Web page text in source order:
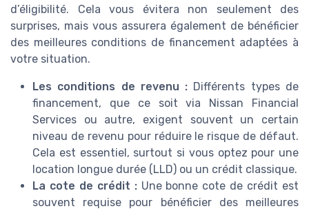
d’éligibilité. Cela vous évitera non seulement des
surprises, mais vous assurera également de bénéficier
des meilleures conditions de financement adaptées à
votre situation.
Les conditions de revenu : Différents types de
financement, que ce soit via Nissan Financial
Services ou autre, exigent souvent un certain
niveau de revenu pour réduire le risque de défaut.
Cela est essentiel, surtout si vous optez pour une
location longue durée (LLD) ou un crédit classique.
La cote de crédit :Une bonne cote de crédit est
souvent requise pour bénéficier des meilleures